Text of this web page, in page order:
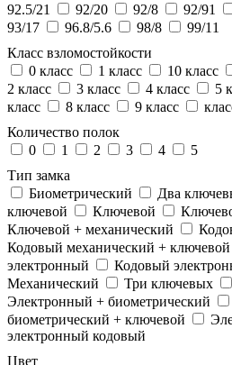
92.5/21
92/20 92/8 92/91
93/17
96.8/5.6 98/8
99/11
Класс взломостойкости
0 класс
1 класс 10 класс
2 класс
3 класс 4 класс 5
класс
8 класс 9 класс
Количество полок
0
1 2 3 4
5
Тип замка
Биометрический
Два
ключевой
Ключевой
Ключевой + механический
Кодовый механический + ключевой
электронный
Кодовый
Механический
Три ключевых
Электронный + биометрический
биометрический + ключевой
электронный кодовый
Цвет